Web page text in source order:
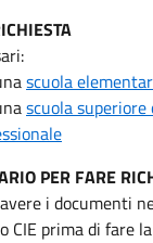
scuola
scuola
PER FARE
i documenti
CIE prima di fare